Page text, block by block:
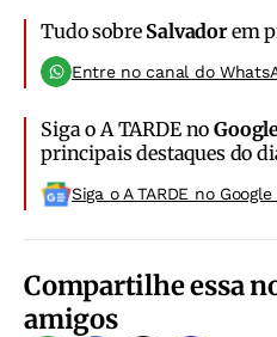
Tudo sobre Salvadorem
Entre no canal do
Siga o A TARDE no
principais destaques do
Siga o A TARDE no
Compartilhe essa
amigos